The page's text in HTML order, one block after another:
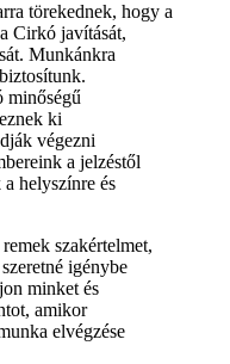
törekednek, hogy a
Cirkó javítását,
Munkánkra
minőségű
ki
végezni
a jelzéstől
helyszínre és
szakértelmet,
igénybe
minket és
amikor
elvégzése